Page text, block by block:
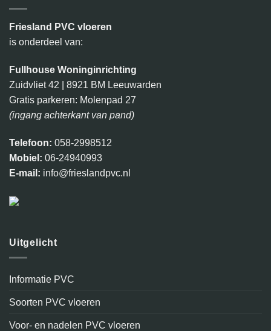
Friesland PVC vloeren
is onderdeel van:
Fullhouse Woninginrichting
Zuidvliet 42 | 8921 BM Leeuwarden
Gratis parkeren: Molenpad 27
(ingang achterkant van pand)
Telefoon: 058-2998512
Mobiel: 06-24940993
E-mail: info@frieslandpvc.nl
Uitgelicht
Informatie PVC
Soorten PVC vloeren
Voor- en nadelen PVC vloeren